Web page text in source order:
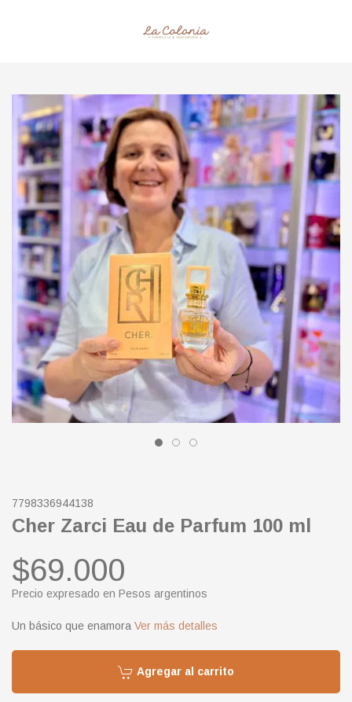
7798336944138
Cher Zarci Eau de Parfum 100 ml
$69.000
Precio expresado en Pesos argentinos
Un básico que enamora Ver más detalles
Agregar al carrito